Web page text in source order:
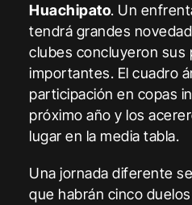
Huachipato. Un
tendrá grandes
clubes concluyeron sus
importantes. El cuadro
participación en copas
próximo año y los
lugar en la media tabla.
Una jornada diferente
que habrán cinco